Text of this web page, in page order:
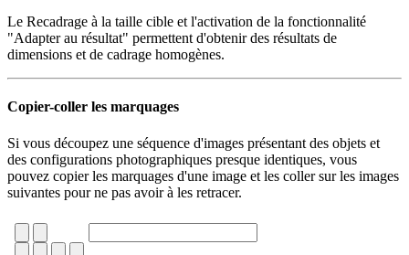
Le Recadrage à la taille cible et l'activation de la fonctionnalité
"Adapter au résultat" permettent d'obtenir des résultats de
dimensions et de cadrage homogènes.
Copier-coller les marquages
Si vous découpez une séquence d'images présentant des objets et
des configurations photographiques presque identiques, vous
pouvez copier les marquages d'une image et les coller sur les images
suivantes pour ne pas avoir à les retracer.